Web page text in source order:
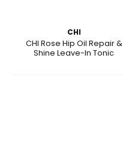
CHI
CHI Rose Hip Oil Repair &
Shine Leave-In Tonic